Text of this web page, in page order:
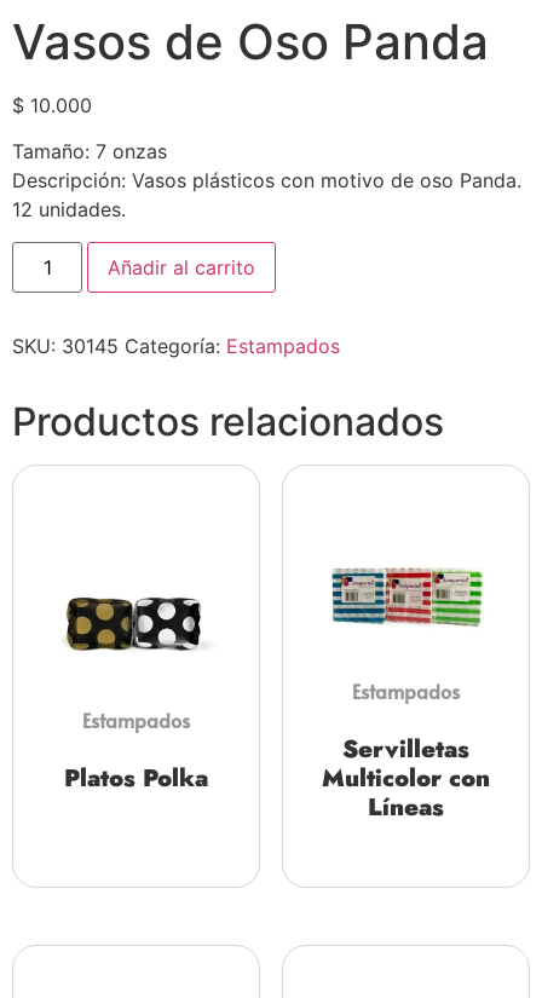
Vasos de Oso Panda
$ 10.000
Tamaño: 7 onzas
Descripción: Vasos plásticos con motivo de oso Panda.
12 unidades.
Añadir al carrito
SKU: 30145 Categoría: Estampados
Productos relacionados
Estampados
Platos Polka
Estampados
Servilletas
Multicolor con
Líneas